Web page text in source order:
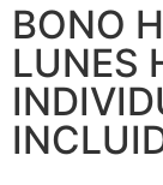
BONO
LUNES